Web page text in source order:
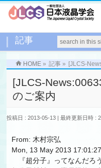
記事
HOME » 記事 » [JLCS-
[JLCS-
のご案内
投稿日 : 2013-05-13 最終更新日時 :
From: 木村宗弘
Mon, 13 May 2013
『超分子』ってなんだろ